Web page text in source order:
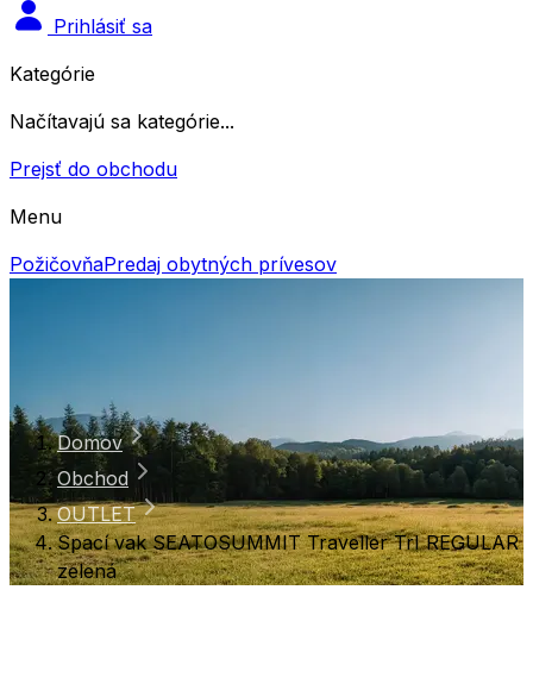
Prihlásiť sa
Kategórie
Načítavajú sa kategórie...
Prejsť do obchodu
Menu
PožičovňaPredaj obytných prívesov
Domov
Obchod
OUTLET
Spací vak SEATOSUMMIT Traveller TrI REGULAR
zelená